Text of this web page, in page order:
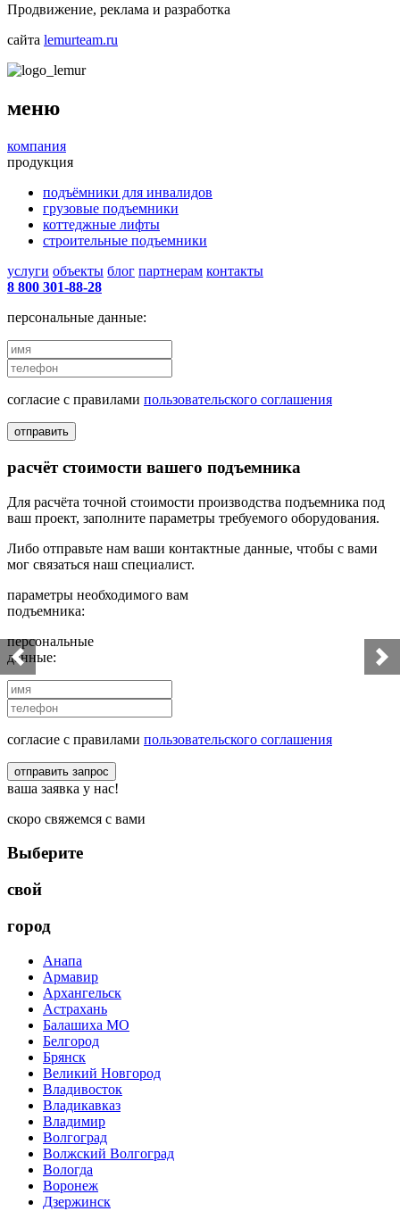
Продвижение, реклама и разработка
сайта lemurteam.ru
меню
компания
продукция
подъёмники для инвалидов
грузовые подъемники
коттеджные лифты
строительные подъемники
услуги объекты блог партнерам контакты
8 800 301-88-28
персональные данные:
согласие с правилами пользовательского соглашения
отправить
расчёт стоимости вашего подъемника
Для расчёта точной стоимости производства подъемника под
ваш проект, заполните параметры требуемого оборудования.
Либо отправьте нам ваши контактные данные, чтобы с вами
мог связаться наш специалист.
параметры необходимого вам
подъемника:
персональные
данные:
согласие с правилами пользовательского соглашения
отправить запрос
ваша заявка у нас!
скоро свяжемся с вами
Выберите
свой
город
Анапа
Армавир
Архангельск
Астрахань
Балашиха МО
Белгород
Брянск
Великий Новгород
Владивосток
Владикавказ
Владимир
Волгоград
Волжский Волгоград
Вологда
Воронеж
Дзержинск